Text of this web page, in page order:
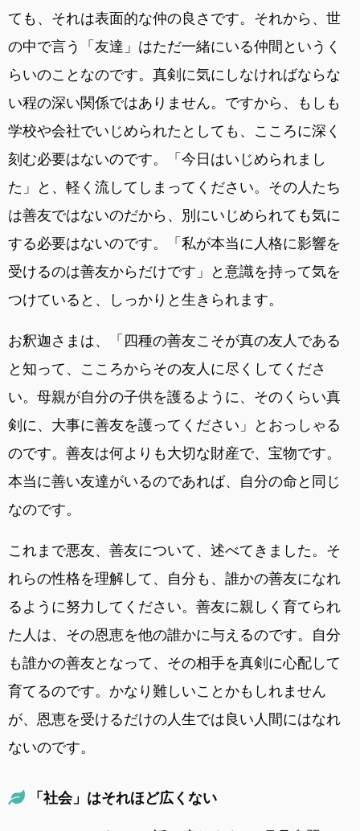
ても、それは表面的な仲の良さです。それから、世
の中で言う「友達」はただ一緒にいる仲間というく
らいのことなのです。真剣に気にしなければならな
い程の深い関係ではありません。ですから、もしも
学校や会社でいじめられたとしても、こころに深く
刻む必要はないのです。「今日はいじめられまし
た」と、軽く流してしまってください。その人たち
は善友ではないのだから、別にいじめられても気に
する必要はないのです。「私が本当に人格に影響を
受けるのは善友からだけです」と意識を持って気を
つけていると、しっかりと生きられます。
お釈迦さまは、「四種の善友こそが真の友人である
と知って、こころからその友人に尽くしてくださ
い。母親が自分の子供を護るように、そのくらい真
剣に、大事に善友を護ってください」とおっしゃる
のです。善友は何よりも大切な財産で、宝物です。
本当に善い友達がいるのであれば、自分の命と同じ
なのです。
これまで悪友、善友について、述べてきました。そ
れらの性格を理解して、自分も、誰かの善友になれ
るように努力してください。善友に親しく育てられ
た人は、その恩恵を他の誰かに与えるのです。自分
も誰かの善友となって、その相手を真剣に心配して
育てるのです。かなり難しいことかもしれません
が、恩恵を受けるだけの人生では良い人間にはなれ
ないのです。
「社会」はそれほど広くない